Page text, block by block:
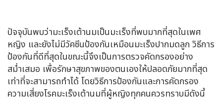
ปัจจุบันพบว่ามะเร็งเต้านมเป็นมะเร็งที่พบมากที่สุดในเพศ
หญิง และยังไม่มีวัคซีนป้องกันเหมือนมะเร็งปากมดลูก วิธีการ
ป้องกันที่ดีที่สุดในขณะนี้จึงเป็นการตรวจคัดกรองอย่าง
สม่ำเสมอ เพื่อรักษาสุขภาพของตนเองให้ปลอดภัยมากที่สุด
เท่าที่จะสามารถทำได้ โดยวิธีการป้องกันและการคัดกรอง
ความเสี่ยงโรคมะเร็งเต้านมที่ผู้หญิงทุกคนควรทราบมีดังนี้